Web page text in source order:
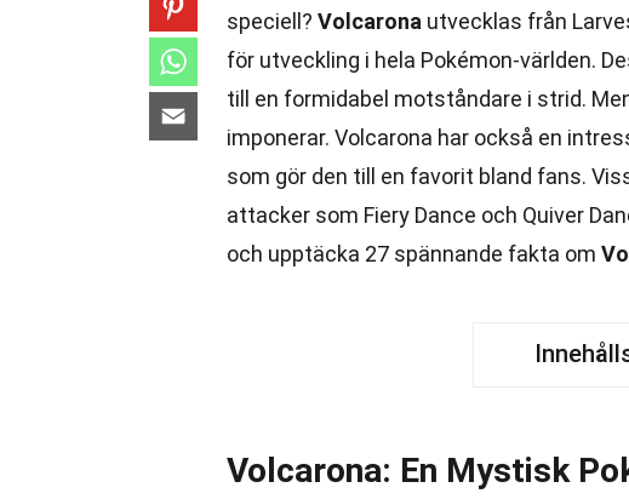
speciell? Volcarona utvecklas från
för utveckling i hela Pokémon-världen.
till en formidabel motståndare i strid.
imponerar. Volcarona har också en
som gör den till en favorit bland fans.
attacker som Fiery Dance och Quiver
och upptäcka 27 spännande fakta om
Volcarona: En Mystisk